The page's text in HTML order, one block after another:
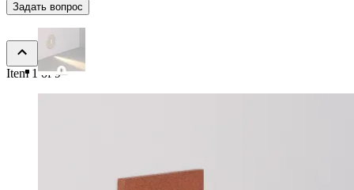
Задать вопрос
Item 1 of 9